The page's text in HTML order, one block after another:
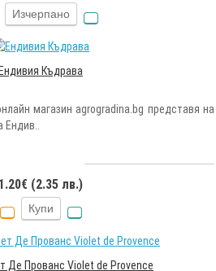
Изчерпано
Ендивия Къдрава
магазин agrogradina.bg представя на
Ендив..
1.20€ (2.35 лв.)
Купи
Де Прованс Violet de Provence